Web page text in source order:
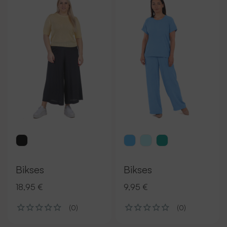
Bikses
18,95 €
(0)
Bikses
9,95 €
(0)